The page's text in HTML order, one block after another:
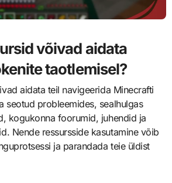
võivad aidata
taotlemisel?
aidata teil navigeerida Minecrafti
seotud probleemides, sealhulgas
kogukonna foorumid, juhendid ja
Nende ressursside kasutamine võib
ja parandada teie üldist